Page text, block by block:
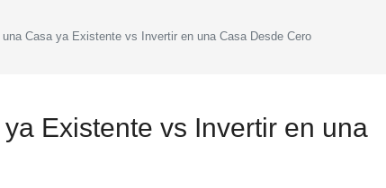
una Casa ya Existente vs Invertir en una Casa Desde Cero
Existente vs Invertir en una